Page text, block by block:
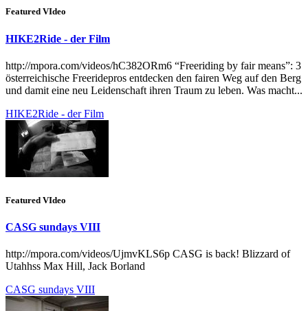
Featured VIdeo
HIKE2Ride - der Film
http://mpora.com/videos/hC382ORm6 “Freeriding by fair means”: 3
österreichische Freeridepros entdecken den fairen Weg auf den Berg
und damit eine neu Leidenschaft ihren Traum zu leben. Was macht...
HIKE2Ride - der Film
Featured VIdeo
CASG sundays VIII
http://mpora.com/videos/UjmvKLS6p CASG is back! Blizzard of
Utahhss Max Hill, Jack Borland
CASG sundays VIII